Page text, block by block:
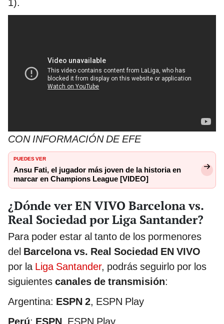
1).
CON INFORMACIÓN DE EFE
PUEDES VER
Ansu Fati, el jugador más joven de la historia en
marcar en Champions League [VIDEO]
¿Dónde ver EN VIVO Barcelona vs.
Real Sociedad por Liga Santander?
Para poder estar al tanto de los pormenores
del Barcelona vs. Real Sociedad EN VIVO
por la Liga Santander, podrás seguirlo por los
siguientes canales de transmisión:
Argentina: ESPN 2, ESPN Play
Perú: ESPN , ESPN Play